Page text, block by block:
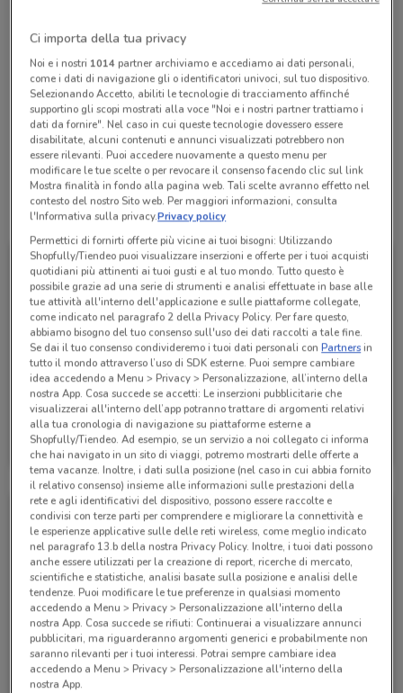
Lunedì n.d.
Martedì n.d.
Mercoledì n.d.
Giovedì n.d.
Venerdì n.d.
Sabato n.d.
Domenica n.d.
06 5250499
Il Tempio Dei Giocattoli
Tutte le promozioni di questo negozio
Giocheria
Scade giovedì 3.3 km
-4 GIORNI
Giocheria
Ci importa della tua privacy
Noi e i nostri 1014partner archiviamo e accediamo ai dati personali,
come i dati di navigazione gli o identificatori univoci, sul tuo dispositivo.
Selezionando Accetto, abiliti le tecnologie di tracciamento affinché
supportino gli scopi mostrati alla voce "Noi e i nostri partner trattiamo i
dati da fornire". Nel caso in cui queste tecnologie dovessero essere
disabilitate, alcuni contenuti e annunci visualizzati potrebbero non
essere rilevanti. Puoi accedere nuovamente a questo menu per
modificare le tue scelte o per revocare il consenso facendo clic sul link
Mostra finalità in fondo alla pagina web. Tali scelte avranno effetto nel
contesto del nostro Sito web. Per maggiori informazioni, consulta
l'Informativa sulla privacy.Privacy policy
Permettici di fornirti offerte più vicine ai tuoi bisogni: Utilizzando
Shopfully/Tiendeo puoi visualizzare inserzioni e offerte per i tuoi acquisti
quotidiani più attinenti ai tuoi gusti e al tuo mondo. Tutto questo è
possibile grazie ad una serie di strumenti e analisi effettuate in base alle
tue attività all'interno dell'applicazione e sulle piattaforme collegate,
come indicato nel paragrafo 2 della Privacy Policy. Per fare questo,
abbiamo bisogno del tuo consenso sull'uso dei dati raccolti a tale fine.
Se dai il tuo consenso condivideremo i tuoi dati personali conPartnersin
tutto il mondo attraverso l’uso di SDK esterne. Puoi sempre cambiare
idea accedendo a Menu > Privacy > Personalizzazione, all’interno della
nostra App. Cosa succede se accetti: Le inserzioni pubblicitarie che
visualizzerai all'interno dell’app potranno trattare di argomenti relativi
alla tua cronologia di navigazione su piattaforme esterne a
Shopfully/Tiendeo. Ad esempio, se un servizio a noi collegato ci informa
che hai navigato in un sito di viaggi, potremo mostrarti delle offerte a
tema vacanze. Inoltre, i dati sulla posizione (nel caso in cui abbia fornito
il relativo consenso) insieme alle informazioni sulle prestazioni della
rete e agli identificativi del dispositivo, possono essere raccolte e
condivisi con terze parti per comprendere e migliorare la connettività e
le esperienze applicative sulle delle reti wireless, come meglio indicato
nel paragrafo 13.b della nostra Privacy Policy. Inoltre, i tuoi dati possono
anche essere utilizzati per la creazione di report, ricerche di mercato,
scientifiche e statistiche, analisi basate sulla posizione e analisi delle
tendenze. Puoi modificare le tue preferenze in qualsiasi momento
accedendo a Menu > Privacy > Personalizzazione all'interno della
nostra App. Cosa succede se rifiuti: Continuerai a visualizzare annunci
pubblicitari, ma riguarderanno argomenti generici e probabilmente non
saranno rilevanti per i tuoi interessi. Potrai sempre cambiare idea
accedendo a Menu > Privacy > Personalizzazione all'interno della
nostra App.